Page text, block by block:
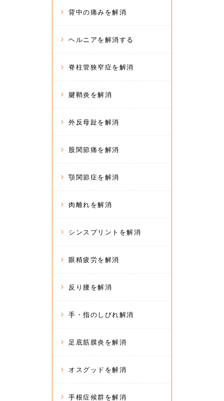
背中の痛みを解消
ヘルニアを解消する
脊柱管狭窄症を解消
腱鞘炎を解消
外反母趾を解消
股関節痛を解消
顎関節症を解消
肉離れを解消
シンスプリントを解消
眼精疲労を解消
反り腰を解消
手・指のしびれ解消
足底筋膜炎を解消
オスグッドを解消
手根症候群を解消